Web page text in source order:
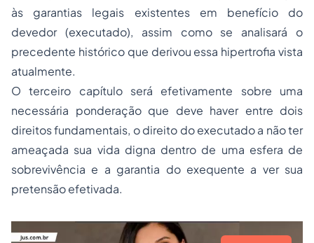
às garantias legais existentes em benefício do
devedor (executado), assim como se analisará o
precedente histórico que derivou essa hipertrofia vista
atualmente.
O terceiro capítulo será efetivamente sobre uma
necessária ponderação que deve haver entre dois
direitos fundamentais, o direito do executado a não ter
ameaçada sua vida digna dentro de uma esfera de
sobrevivência e a garantia do exequente a ver sua
pretensão efetivada.